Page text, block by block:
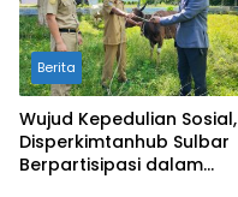
Berita
Wujud Kepedulian Sosial,
Disperkimtanhub Sulbar
Berpartisipasi dalam